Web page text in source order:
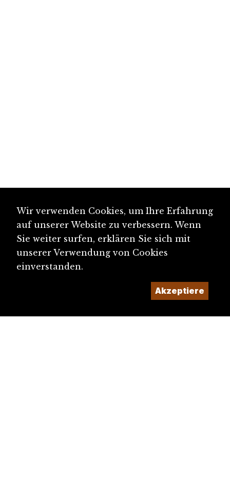
Wir verwenden Cookies, um Ihre Erfahrung
auf unserer Website zu verbessern. Wenn
Sie weiter surfen, erklären Sie sich mit
unserer Verwendung von Cookies
einverstanden.
Akzeptiere